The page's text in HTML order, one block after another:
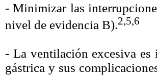
- Minimizar las
nivel de evidencia B).2,5,6
- La ventilación excesiva es
gástrica y sus